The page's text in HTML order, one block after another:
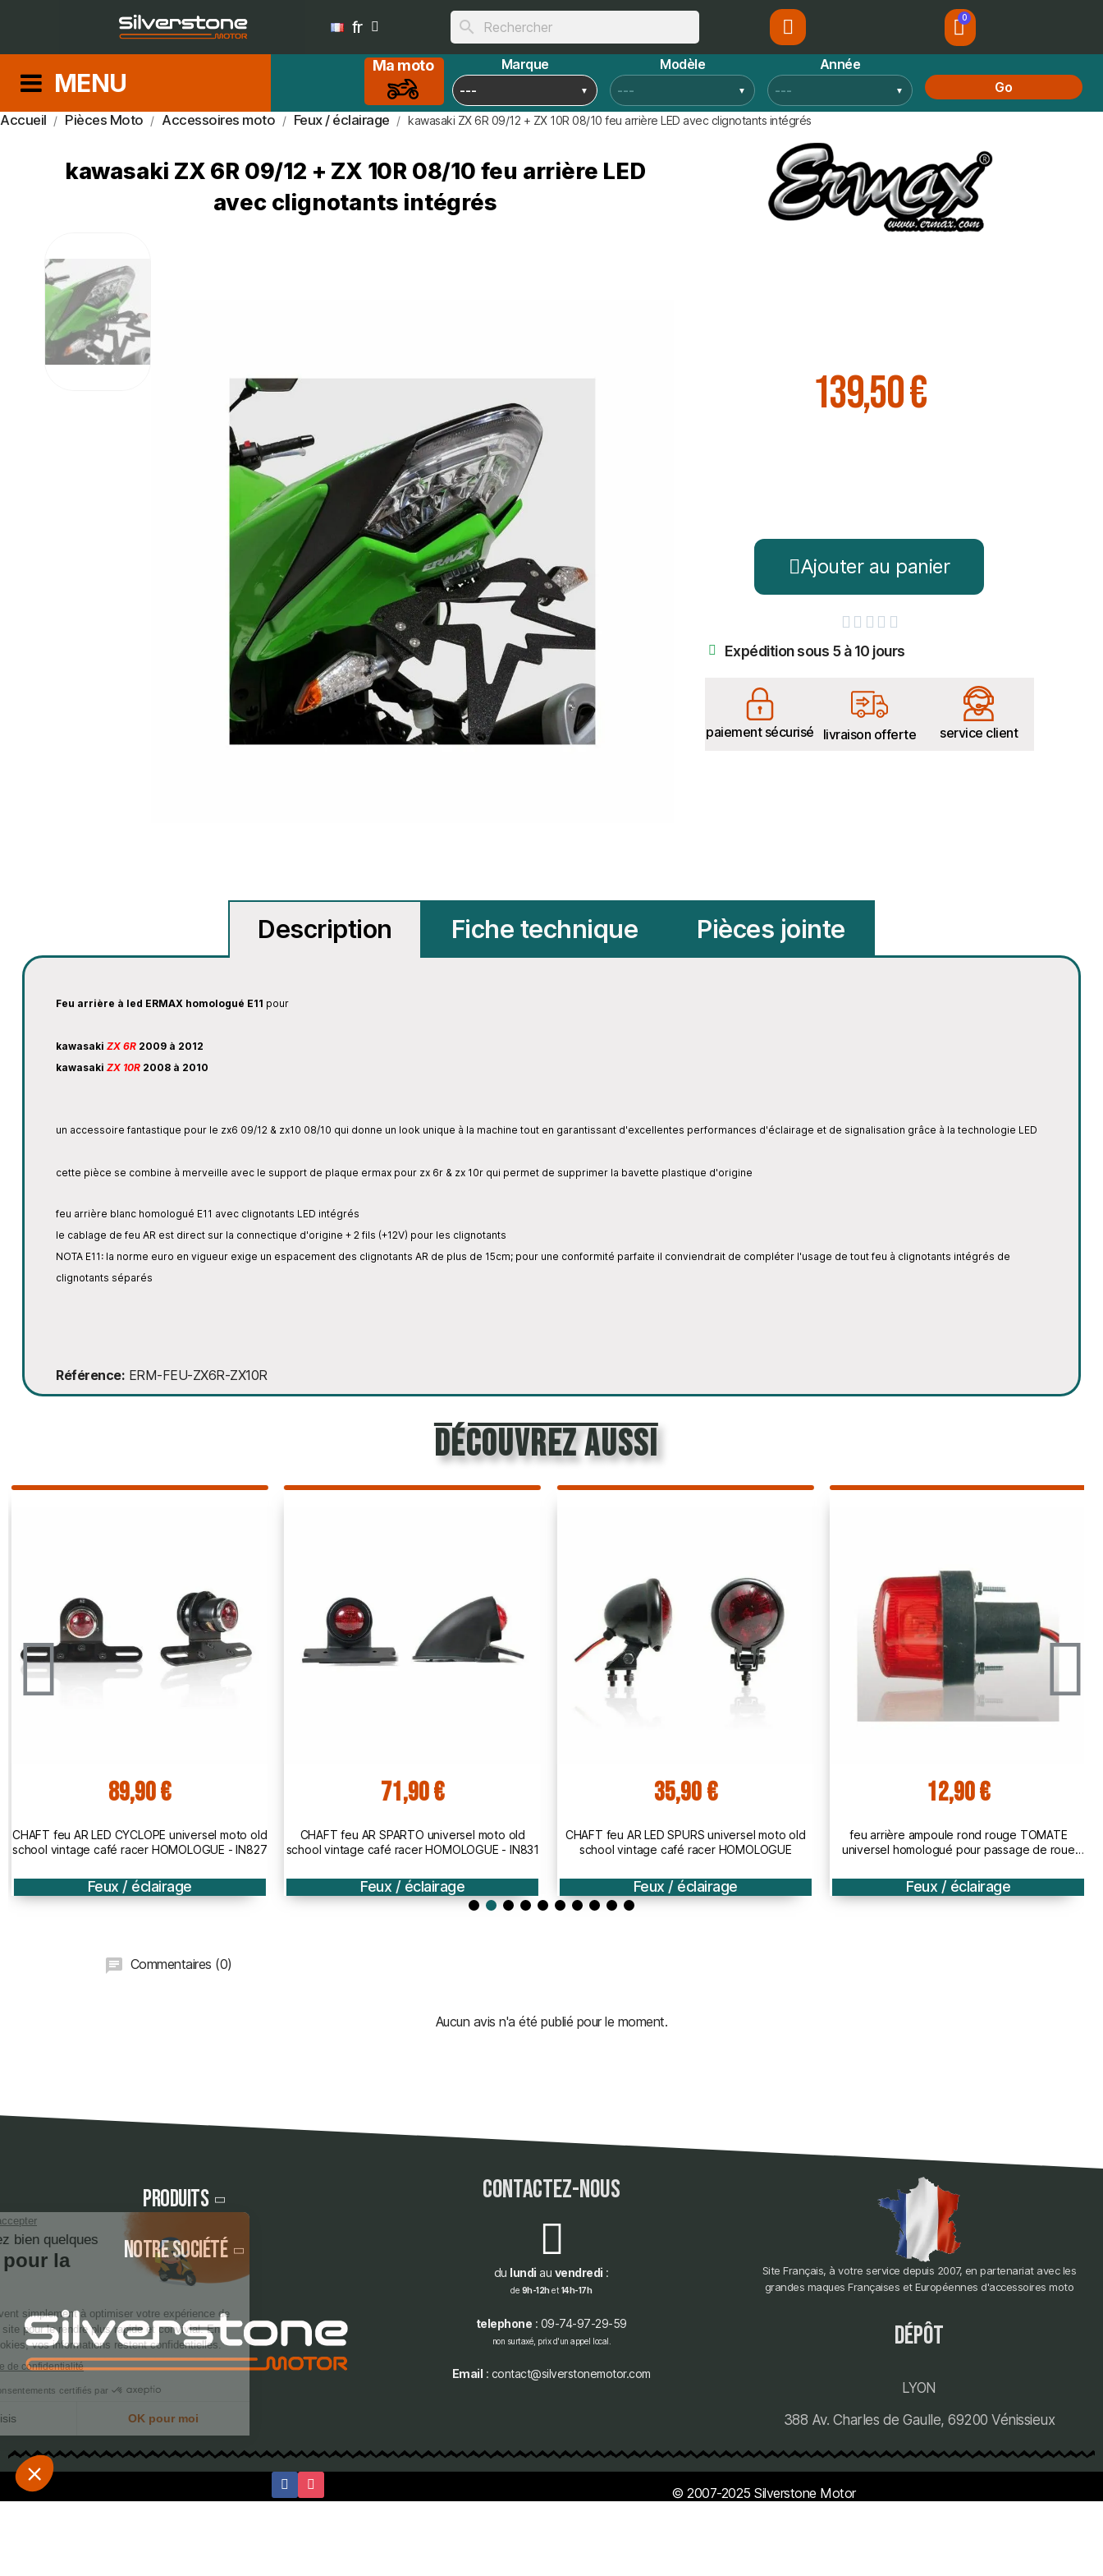
fr search
MENU
Ma moto Marque Modèle
Année
Go
Accueil Pièces Moto Accessoires moto Feux / éclairage kawasaki ZX 6R 09/12 + ZX 10R 08/10 feu arrière LED avec clignotants intégrés
kawasaki ZX 6R 09/12 + ZX 10R 08/10 feu arrière LED
avec clignotants intégrés
139,50 €
Ajouter au panier
    
Expédition sous 5 à 10 jours
paiement sécurisé livraison offerte service client
Description Fiche technique Pièces jointe
Feu arrière à led ERMAX homologué E11 pour
kawasakiZX 6R 2009 à 2012
kawasakiZX 10R 2008 à 2010
un accessoire fantastique pour le zx6 09/12 & zx10 08/10 qui donne un look unique à la machine tout en garantissant d'excellentes performances d'éclairage et de signalisation grâce à la technologie LED
cette pièce se combine à merveille avec le support de plaque ermax pour zx 6r & zx 10r qui permet de supprimer la bavette plastique d'origine
feu arrière blanc homologué E11 avec clignotants LED intégrés
le cablage de feu AR est direct sur la connectique d'origine + 2 fils (+12V) pour les clignotants
NOTA E11: la norme euro en vigueur exige un espacement des clignotants AR de plus de 15cm; pour une conformité parfaite il conviendrait de compléter l'usage de tout feu à clignotants intégrés de
clignotants séparés
Référence ERM-FEU-ZX6R-ZX10R
découvrez aussi
89,90 €
CHAFT feu AR LED CYCLOPE universel moto old
school vintage café racer HOMOLOGUE - IN827
Feux / éclairage
71,90 €
CHAFT feu AR SPARTO universel moto old
school vintage café racer HOMOLOGUE - IN831
Feux / éclairage
35,90 €
CHAFT feu AR LED SPURS universel moto old
school vintage café racer HOMOLOGUE
Feux / éclairage
12,90 €
feu arrière ampoule rond rouge TOMATE
universel homologué pour passage de roue
Feux / éclairage
Commentaires (0)
Aucun avis n'a été publié pour le moment.
Produits
Notre société
contactez-nous
du lundi au vendredi :
de 9h-12het 14h-17h
telephone : 09-74-97-29-59
non surtaxé, prix d'un appel local.
Email : contact@silverstonemotor.com
Site Français, à votre service depuis 2007, en partenariat avec les
grandes maques Françaises et Européennes d'accessoires moto
dépôt
LYON
388 Av. Charles de Gaulle, 69200 Vénissieux
© 2007-2025 Silverstone Motor